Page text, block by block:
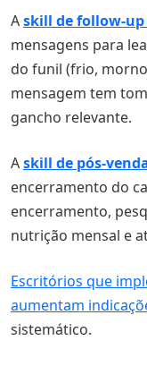
Askill de follow-
mensagens para
do funil (frio,
mensagem tem
gancho relevante.
Askill de pós-
encerramento do
encerramento,
nutrição mensal e
Escritórios que
aumentam
sistemático.